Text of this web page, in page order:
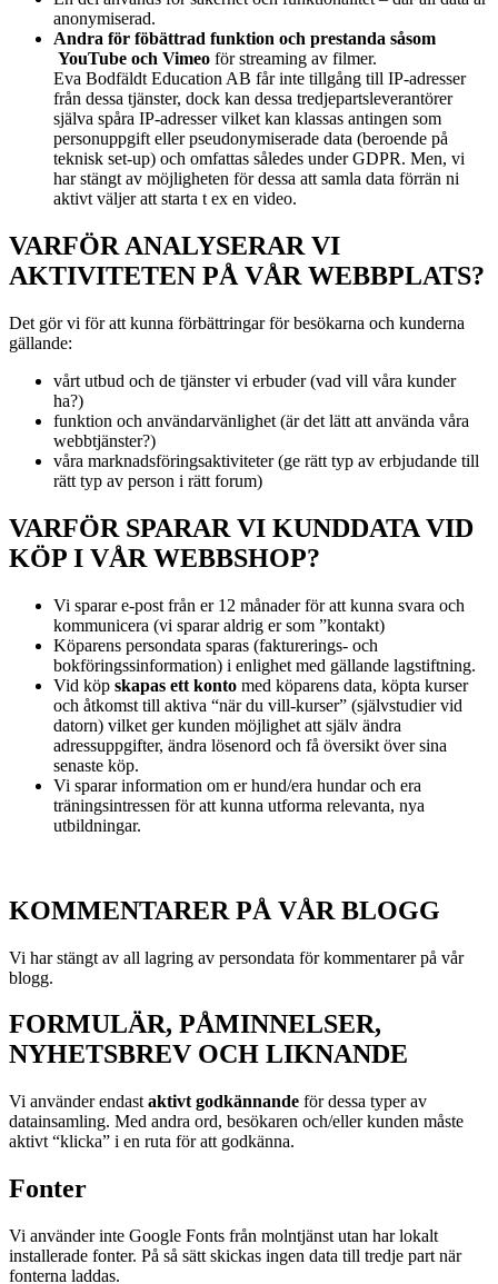
anonymiserad.
Andra för föbättrad funktion och prestanda såsom
YouTube och Vimeo för streaming av filmer.
Eva Bodfäldt Education AB får inte tillgång till IP-adresser
från dessa tjänster, dock kan dessa tredjepartsleverantörer
själva spåra IP-adresser vilket kan klassas antingen som
personuppgift eller pseudonymiserade data (beroende på
teknisk set-up) och omfattas således under GDPR. Men, vi
har stängt av möjligheten för dessa att samla data förrän ni
aktivt väljer att starta t ex en video.
VARFÖR ANALYSERAR VI
AKTIVITETEN PÅ VÅR WEBBPLATS?
Det gör vi för att kunna förbättringar för besökarna och kunderna
gällande:
vårt utbud och de tjänster vi erbuder (vad vill våra kunder
ha?)
funktion och användarvänlighet (är det lätt att använda våra
webbtjänster?)
våra marknadsföringsaktiviteter (ge rätt typ av erbjudande till
rätt typ av person i rätt forum)
VARFÖR SPARAR VI KUNDDATA VID
KÖP I VÅR WEBBSHOP?
Vi sparar e-post från er 12 månader för att kunna svara och
kommunicera (vi sparar aldrig er som ”kontakt)
Köparens persondata sparas (fakturerings- och
bokföringssinformation) i enlighet med gällande lagstiftning.
Vid köp skapas ett konto med köparens data, köpta kurser
och åtkomst till aktiva “när du vill-kurser” (självstudier vid
datorn) vilket ger kunden möjlighet att själv ändra
adressuppgifter, ändra lösenord och få översikt över sina
senaste köp.
Vi sparar information om er hund/era hundar och era
träningsintressen för att kunna utforma relevanta, nya
utbildningar.
KOMMENTARER PÅ VÅR BLOGG
Vi har stängt av all lagring av persondata för kommentarer på vår
blogg.
FORMULÄR, PÅMINNELSER,
NYHETSBREV OCH LIKNANDE
Vi använder endast aktivt godkännande för dessa typer av
datainsamling. Med andra ord, besökaren och/eller kunden måste
aktivt “klicka” i en ruta för att godkänna.
Fonter
Vi använder inte Google Fonts från molntjänst utan har lokalt
installerade fonter. På så sätt skickas ingen data till tredje part när
fonterna laddas.